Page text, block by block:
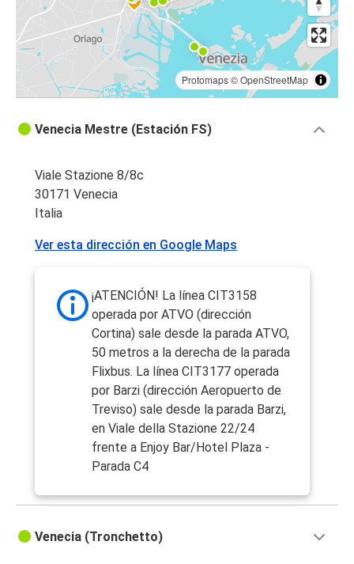
Protomaps©OpenStreetMap
Venecia Mestre (Estación FS)
Viale Stazione 8/8c
30171 Venecia
Italia
Ver esta dirección en Google Maps
¡ATENCIÓN! La línea CIT3158
operada por ATVO (dirección
Cortina) sale desde la parada ATVO,
50 metros a la derecha de la parada
Flixbus. La línea CIT3177 operada
por Barzi (dirección Aeropuerto de
Treviso) sale desde la parada Barzi,
en Viale della Stazione 22/24
frente a Enjoy Bar/Hotel Plaza -
Parada C4
Venecia (Tronchetto)